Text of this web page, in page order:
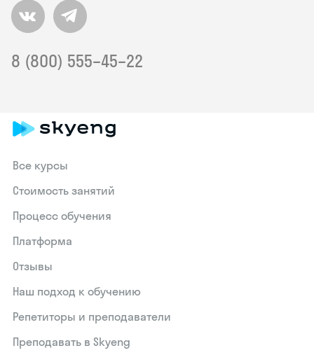
8 (800) 555–45–22
Все курсы
Стоимость занятий
Процесс обучения
Платформа
Отзывы
Наш подход к обучению
Репетиторы и преподаватели
Преподавать в Skyeng